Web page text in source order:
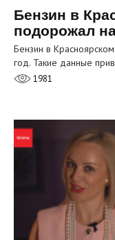
Бензин в
подорожал
Бензин в
год. Такие данные
1981